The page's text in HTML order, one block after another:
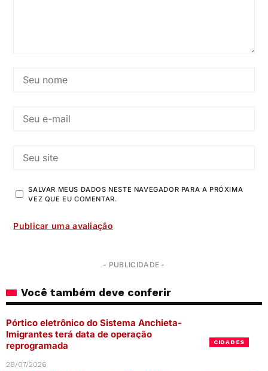
SALVAR MEUS DADOS NESTE NAVEGADOR PARA A PRÓXIMA
VEZ QUE EU COMENTAR.
- PUBLICIDADE -
Você também deve conferir
CIDADES
Pórtico eletrônico do Sistema Anchieta-
Imigrantes terá data de operação
reprogramada
28/07/2026